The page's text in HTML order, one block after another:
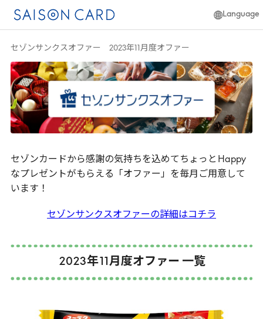
Language
English
セゾンサンクスオファー 2023年11月度オファー
セゾンカードから感謝の気持ちを込めてちょっと Happy
なプレゼントがもらえる「オファー」を毎月ご用意して
います！
セゾンサンクスオファーの詳細はコチラ
2023年 月度オファー 一覧